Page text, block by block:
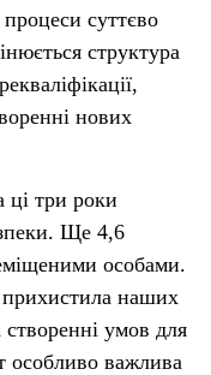
суттєво
структура
нових
ці три роки
Ще 4,6
особами.
наших
умов для
особливо важлива